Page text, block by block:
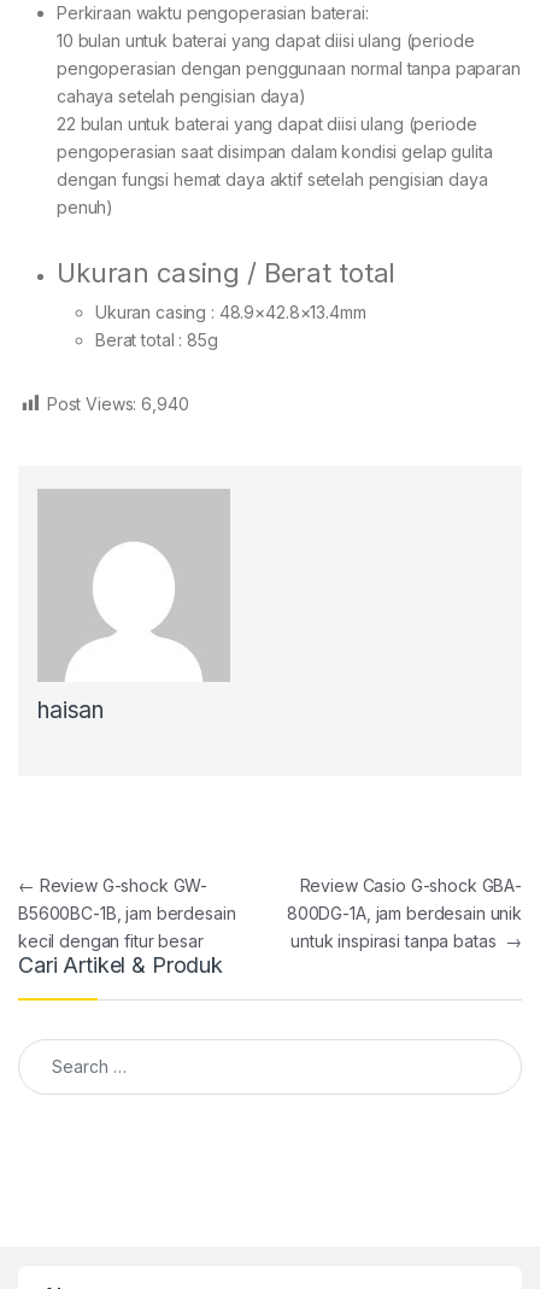
Perkiraan waktu pengoperasian baterai:
10 bulan untuk baterai yang dapat diisi ulang (periode
pengoperasian dengan penggunaan normal tanpa paparan
cahaya setelah pengisian daya)
22 bulan untuk baterai yang dapat diisi ulang (periode
pengoperasian saat disimpan dalam kondisi gelap gulita
dengan fungsi hemat daya aktif setelah pengisian daya
penuh)
Ukuran casing / Berat total
Ukuran casing : 48.9×42.8×13.4mm
Berat total : 85g
Post Views: 6,940
haisan
Post navigation
← Review G-shock GW-
B5600BC-1B, jam berdesain
kecil dengan fitur besar
Review Casio G-shock GBA-
800DG-1A, jam berdesain unik
untuk inspirasi tanpa batas →
Cari Artikel & Produk
Search for: